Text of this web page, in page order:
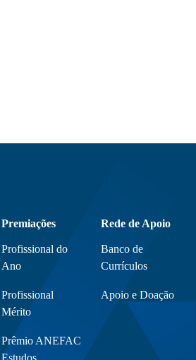
Premiações
Profissional do
Ano
Profissional
Mérito
Prêmio ANEFAC
Estudos
Rede de Apoio
Banco de
Currículos
Apoio e Doação